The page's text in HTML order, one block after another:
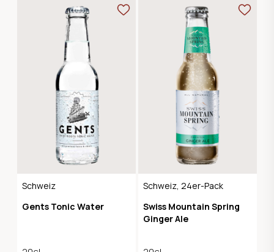
Schweiz
Gents Tonic Water
Schweiz, 24er-Pack
Swiss Mountain Spring
Ginger Ale